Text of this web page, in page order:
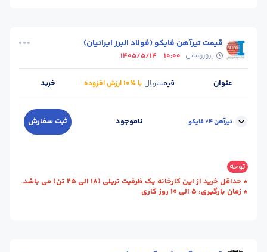
قیمت تیرآهن فایکو (فولاد البرز ایرانیان)
بروزرسانی 10:00
1405/5/14
عنوان قیمتریال با ٪۱۰ ارزش افزوده خرید
تیرآهن 24 فایکو ناموجود ثبت سفارش
سایز :
طول شاخه (m) :
12 وزن شاخه (kg) :
355
توجه
* حداقل خرید از این کارخانه یک ظرفیت تریلی (18 الی 25 تن) می باشد.
* زمان بارگیری: 5 الی 10 روز کاری